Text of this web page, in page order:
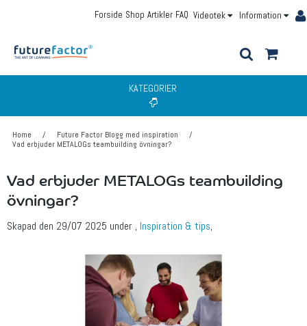
Information
Videotek
FAQ
Artikler
Shop
Forside
KATEGORIER
Home / Future Factor Blogg med inspiration
/
Vad erbjuder METALOGs teambuilding övningar?
Vad erbjuder METALOGs teambuilding
övningar?
Skapad den 29/07 2025 under , Inspiration & tips,